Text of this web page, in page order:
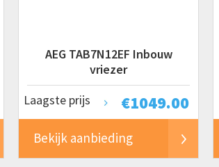
AEG TAB7N12EF Inbouw
vriezer
€1049.00
Laagste prijs
Bekijk aanbieding